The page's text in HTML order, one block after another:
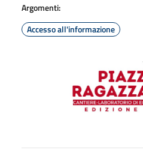
Argomenti:
Accesso all'informazione